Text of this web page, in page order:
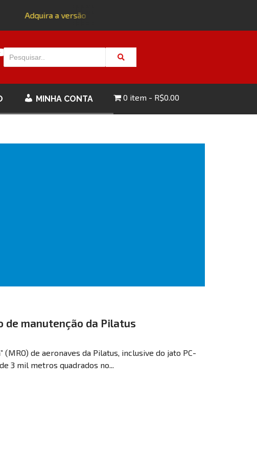
Adquira a versão impressa da edição 143 com FRETE GRÁTIS -
MINHA CONTA 0 item R$0.00
de manutenção da Pilatus
de aeronaves da Pilatus, inclusive do jato PC-
3 mil metros quadrados no...